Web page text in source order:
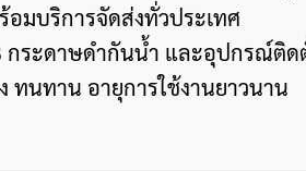
อมบริการจัดส่งทั่วประเทศ
ะดาษดำกันน้ำ และอุปกรณ์ติด
ทนทาน อายุการใช้งานยาวนาน